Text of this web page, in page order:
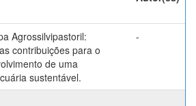
Agrossilvipastoril:
contribuições para o
de uma
sustentável.
-